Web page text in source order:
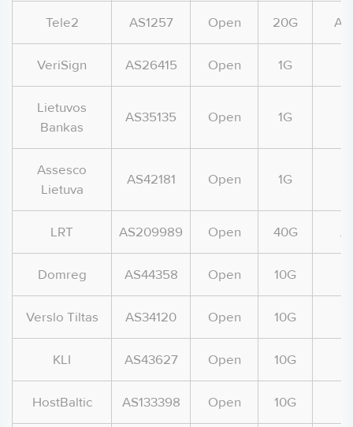
Tele2 AS1257 Open 20G
VeriSign AS26415 Open 1G
Lietuvos
Bankas
AS35135 Open 1G
Assesco
Lietuva
AS42181 Open 1G
LRT AS209989 Open 40G
Domreg AS44358 Open 10G
Verslo Tiltas AS34120 Open 10G
KLI AS43627 Open 10G
HostBaltic AS133398 Open 10G